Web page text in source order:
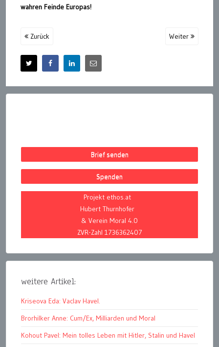
wahren Feinde Europas!
Zurück Weiter
Brief senden
Spenden
Projekt ethos.at
Hubert Thurnhofer
& Verein Moral 4.0
ZVR-Zahl 1736362407
weitere Artikel:
Kriseova Eda: Vaclav Havel.
Brorhilker Anne: Cum/Ex, Milliarden und Moral
Kohout Pavel: Mein tolles Leben mit Hitler, Stalin und Havel